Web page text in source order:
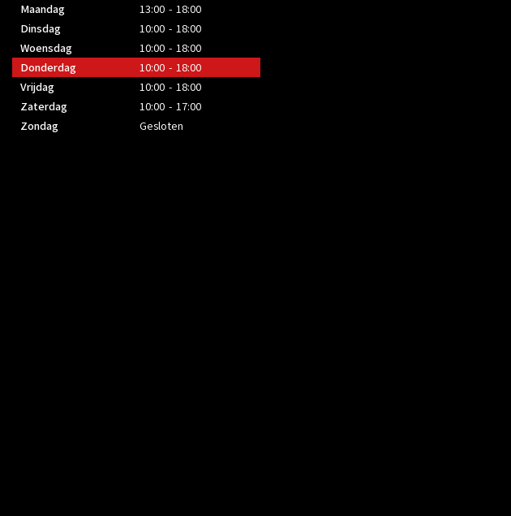
Maandag
13:00 - 18:00
Dinsdag
10:00 - 18:00
Woensdag
10:00 - 18:00
Donderdag
10:00 - 18:00
Vrijdag
10:00 - 18:00
Zaterdag
10:00 - 17:00
Zondag
Gesloten